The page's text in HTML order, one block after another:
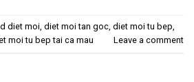
diet moi, diet moi tan goc, diet moi tu bep,
moi tu bep tai ca mau Leave a comment